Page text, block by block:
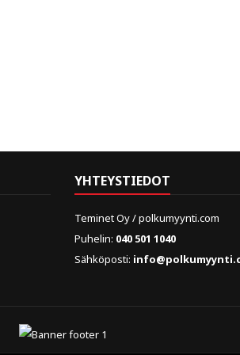
YHTEYSTIEDOT
Teminet Oy / polkumyynti.com
Puhelin: 040 501 1040
Sähköposti: